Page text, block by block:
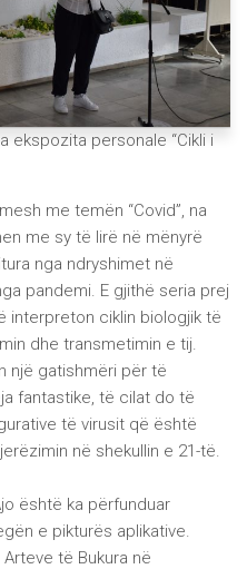
ekspozita personale “Cikli i
me temën “Covid”, na
me sy të lirë në mënyrë
nga ndryshimet në
pandemi. E gjithë seria prej
interpreton ciklin biologjik të
dhe transmetimin e tij.
një gatishmëri për të
fantastike, të cilat do të
të virusit që është
në shekullin e 21-të.
është ka përfunduar
e pikturës aplikative.
të Bukura në